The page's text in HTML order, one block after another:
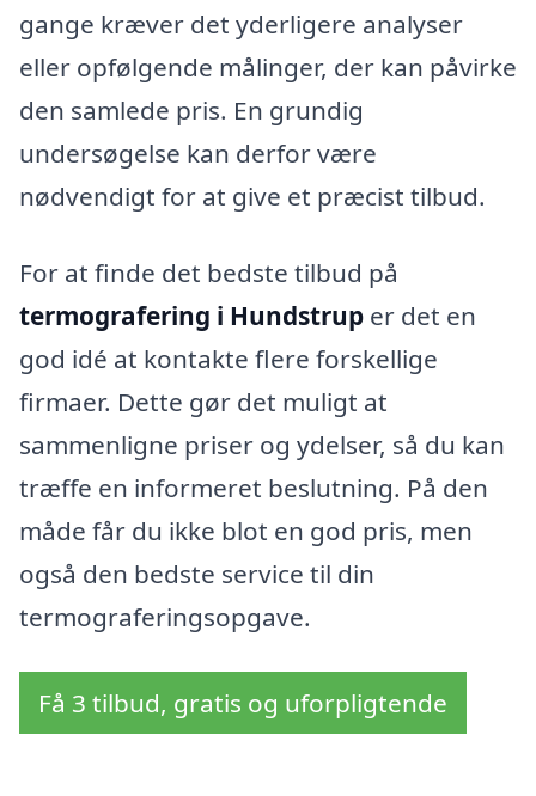
gange kræver det yderligere analyser
eller opfølgende målinger, der kan påvirke
den samlede pris. En grundig
undersøgelse kan derfor være
nødvendigt for at give et præcist tilbud.
For at finde det bedste tilbud på
termografering i Hundstrup er det en
god idé at kontakte flere forskellige
firmaer. Dette gør det muligt at
sammenligne priser og ydelser, så du kan
træffe en informeret beslutning. På den
måde får du ikke blot en god pris, men
også den bedste service til din
termograferingsopgave.
Få 3 tilbud, gratis og uforpligtende